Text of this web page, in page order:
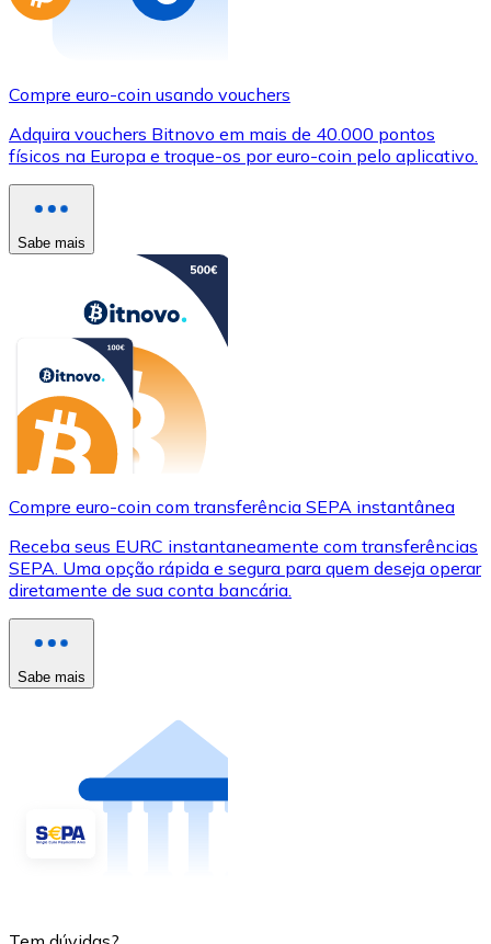
Compre euro-coin usando vouchers
Adquira vouchers Bitnovo em mais de 40.000 pontos
físicos na Europa e troque-os por euro-coin pelo aplicativo.
Sabe mais
Compre euro-coin com transferência SEPA instantânea
Receba seus EURC instantaneamente com transferências
SEPA. Uma opção rápida e segura para quem deseja operar
diretamente de sua conta bancária.
Sabe mais